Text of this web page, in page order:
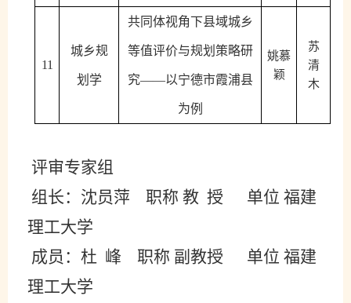
11
城乡规
划学
共同体视角下县域城乡
等值评价与规划策略研
究——以宁德市霞浦县
为例
姚慕
颖
苏
清
木
评审专家组
组长： 沈员萍 职称 教 授 单位 福建
理工大学
成员： 杜 峰 职称 副教授 单位 福建
理工大学